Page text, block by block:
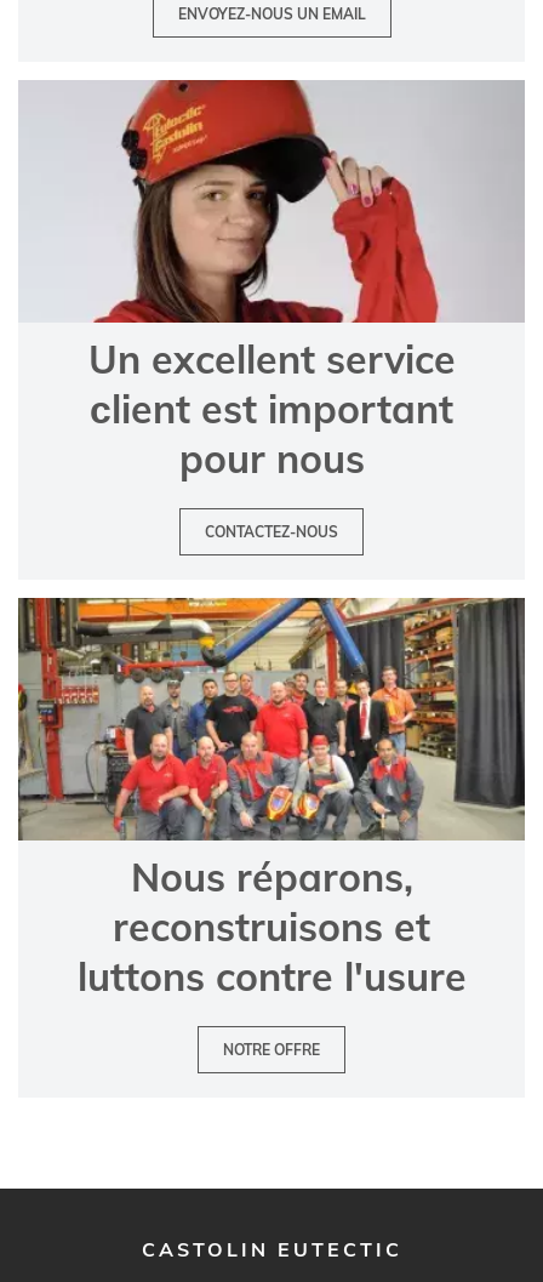
ENVOYEZ-NOUS UN EMAIL
Un excellent service
сlient est important
pour nous
CONTACTEZ-NOUS
Nous réparons,
reconstruisons et
luttons contre l'usure
NOTRE OFFRE
CASTOLIN EUTECTIC